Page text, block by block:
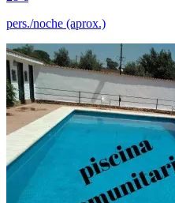
pers./noche (aprox.)